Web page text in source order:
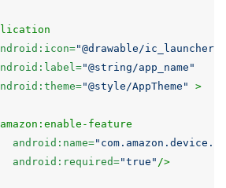
"@drawable/ic_launcher"
"@string/app_name"
"@style/AppTheme" >
feature
android:name=
android:required="true" />